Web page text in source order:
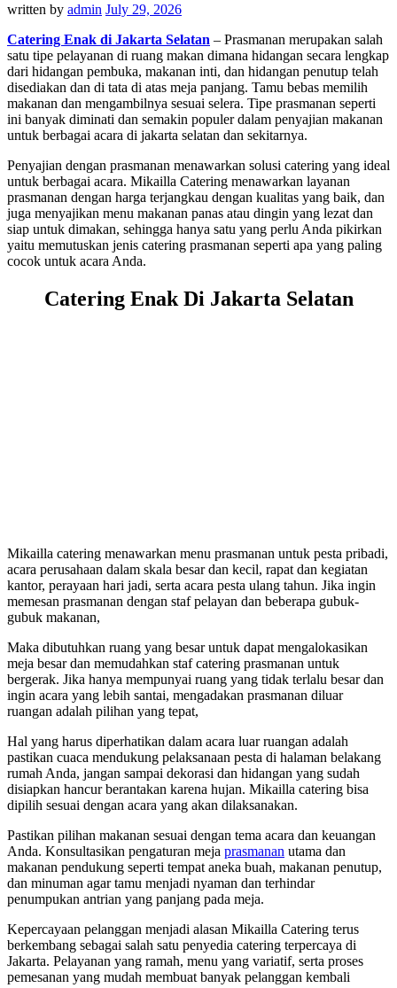
written by admin July 29, 2026
Catering Enak di Jakarta Selatan – Prasmanan merupakan salah
satu tipe pelayanan di ruang makan dimana hidangan secara lengkap
dari hidangan pembuka, makanan inti, dan hidangan penutup telah
disediakan dan di tata di atas meja panjang. Tamu bebas memilih
makanan dan mengambilnya sesuai selera. Tipe prasmanan seperti
ini banyak diminati dan semakin populer dalam penyajian makanan
untuk berbagai acara di jakarta selatan dan sekitarnya.
Penyajian dengan prasmanan menawarkan solusi catering yang ideal
untuk berbagai acara. Mikailla Catering menawarkan layanan
prasmanan dengan harga terjangkau dengan kualitas yang baik, dan
juga menyajikan menu makanan panas atau dingin yang lezat dan
siap untuk dimakan, sehingga hanya satu yang perlu Anda pikirkan
yaitu memutuskan jenis catering prasmanan seperti apa yang paling
cocok untuk acara Anda.
Catering Enak Di Jakarta Selatan
Mikailla catering menawarkan menu prasmanan untuk pesta pribadi,
acara perusahaan dalam skala besar dan kecil, rapat dan kegiatan
kantor, perayaan hari jadi, serta acara pesta ulang tahun. Jika ingin
memesan prasmanan dengan staf pelayan dan beberapa gubuk-
gubuk makanan,
Maka dibutuhkan ruang yang besar untuk dapat mengalokasikan
meja besar dan memudahkan staf catering prasmanan untuk
bergerak. Jika hanya mempunyai ruang yang tidak terlalu besar dan
ingin acara yang lebih santai, mengadakan prasmanan diluar
ruangan adalah pilihan yang tepat,
Hal yang harus diperhatikan dalam acara luar ruangan adalah
pastikan cuaca mendukung pelaksanaan pesta di halaman belakang
rumah Anda, jangan sampai dekorasi dan hidangan yang sudah
disiapkan hancur berantakan karena hujan. Mikailla catering bisa
dipilih sesuai dengan acara yang akan dilaksanakan.
Pastikan pilihan makanan sesuai dengan tema acara dan keuangan
Anda. Konsultasikan pengaturan meja prasmanan utama dan
makanan pendukung seperti tempat aneka buah, makanan penutup,
dan minuman agar tamu menjadi nyaman dan terhindar
penumpukan antrian yang panjang pada meja.
Kepercayaan pelanggan menjadi alasan Mikailla Catering terus
berkembang sebagai salah satu penyedia catering terpercaya di
Jakarta. Pelayanan yang ramah, menu yang variatif, serta proses
pemesanan yang mudah membuat banyak pelanggan kembali